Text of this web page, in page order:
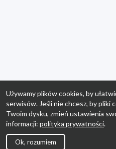
Używamy plików cookies, by
serwisów. Jeśli nie chcesz, by pliki
Twoim dysku, zmień ustawienia
informacji: polityka prywatności.
Ok, rozumiem